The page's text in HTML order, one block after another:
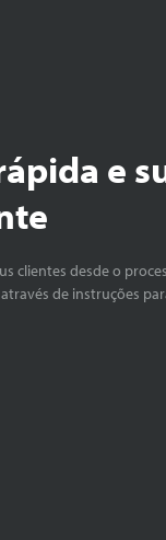
e
clientes desde o
de instruções